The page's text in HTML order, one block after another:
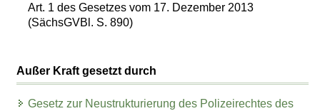
Art. 1 des Gesetzes vom 17. Dezember 2013
(SächsGVBl. S. 890)
Außer Kraft gesetzt durch
Gesetz zur Neustrukturierung des Polizeirechtes des